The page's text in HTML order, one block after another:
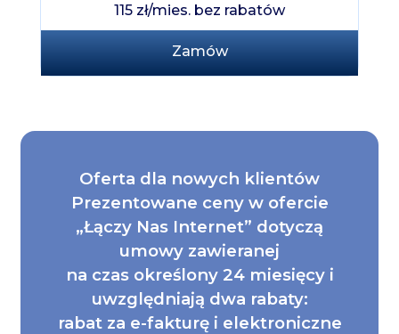
115 zł/mies. bez rabatów
Zamów
Oferta dla nowych klientów
Prezentowane ceny w ofercie
„Łączy Nas Internet” dotyczą
umowy zawieranej
na czas określony 24 miesięcy i
uwzględniają dwa rabaty:
rabat za e-fakturę i elektroniczne